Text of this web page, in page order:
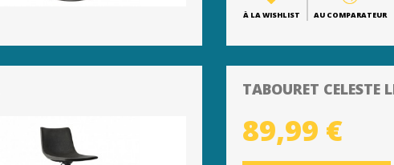
À LA WISHLIST AU COMPARATEUR
TABOURET CELESTE
89,99 €